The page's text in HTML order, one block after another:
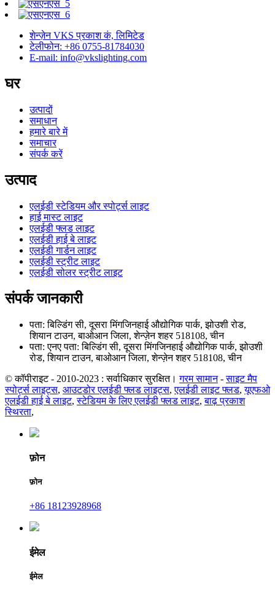
शेन्ज़ेन VKS प्रकाश कं, लिमिटेड
टेलीफोन: +86 0755-81784030
E-mail: info@vkslighting.com
घर
उत्पादों
समाधान
हमारे बारे में
समाचार
संपर्क करें
उत्पाद
एलईडी स्टेडियम और स्पोर्ट्स लाइट
हाई मास्ट लाइट
एलईडी फ्लड लाइट
एलईडी हाई बे लाइट
एलईडी गार्डन लाइट
एलईडी स्ट्रीट लाइट
एलईडी सोलर स्ट्रीट लाइट
संपर्क जानकारी
पता: बिल्डिंग सी, दूसरा मिंगजिनहाई औद्योगिक पार्क, झोउशी रोड,
शियान टाउन, बाओआन जिला, शेन्ज़ेन शहर 518108, चीन
पता: एनए पता: बिल्डिंग सी, दूसरा मिंगजिनहाई औद्योगिक पार्क, झोउशी
रोड, शियान टाउन, बाओआन जिला, शेन्ज़ेन शहर 518108, चीन
© कॉपीराइट - 2010-2023 : सर्वाधिकार सुरक्षित। गरम सामान-साइट मैप
स्पोर्ट्स लाइट्स, आउटडोर एलईडी फ्लड लाइट्स,एलईडी लाइट फ्लड,यूएफओ
एलईडी हाई बे लाइट,स्टेडियम के लिए एलईडी फ्लड लाइट,बाढ़ प्रकाश
स्थिरता,
फ़ोन
फ़ोन
+86 18123928968
ईमेल
ईमेल